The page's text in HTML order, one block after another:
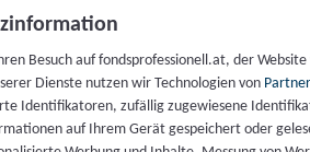
Besuch auf fondsprofessionell.at, der
Dienste nutzen wir Technologien von
Identifikatoren, zufällig zugewiesene
auf Ihrem Gerät gespeichert oder